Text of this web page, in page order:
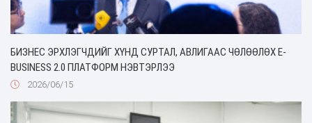
БИЗНЕС ЭРХЛЭГЧДИЙГ ХҮНД СУРТАЛ, АВЛИГААС ЧӨЛӨӨЛӨХ Е-
BUSINESS 2.0 ПЛАТФОРМ НЭВТЭРЛЭЭ
2026/06/15